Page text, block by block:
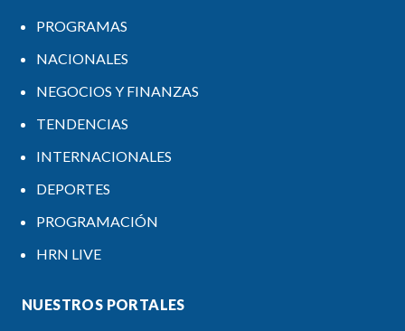
PROGRAMAS
NACIONALES
NEGOCIOS Y FINANZAS
TENDENCIAS
INTERNACIONALES
DEPORTES
PROGRAMACIÓN
HRN LIVE
NUESTROS PORTALES